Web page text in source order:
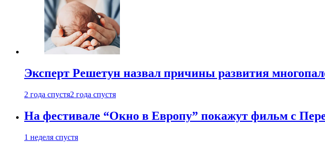
Эксперт Решетун назвал причины развития
2 года спустя2 года спустя
На фестивале “Окно в Европу” покажут фильм с
1 неделя спустя